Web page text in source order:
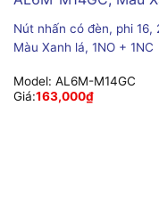
Nút nhấn có đèn, phi 16,
Màu Xanh lá, 1NO + 1NC
Model: AL6M-M14GC
Giá:163,000₫